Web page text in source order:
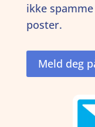
ikke
poster.
Meld deg